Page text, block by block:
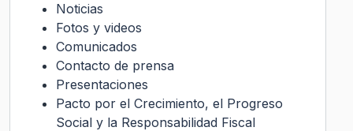
Noticias
Fotos y videos
Comunicados
Contacto de prensa
Presentaciones
Pacto por el Crecimiento, el Progreso
Social y la Responsabilidad Fiscal